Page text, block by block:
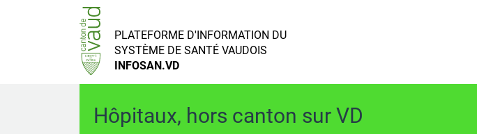
PLATEFORME D'INFORMATION DU
SYSTÈME DE SANTÉ VAUDOIS
INFOSAN.VD
Hôpitaux, hors canton sur VD